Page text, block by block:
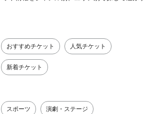
おすすめチケット 人気チケット
新着チケット
スポーツ 演劇・ステージ